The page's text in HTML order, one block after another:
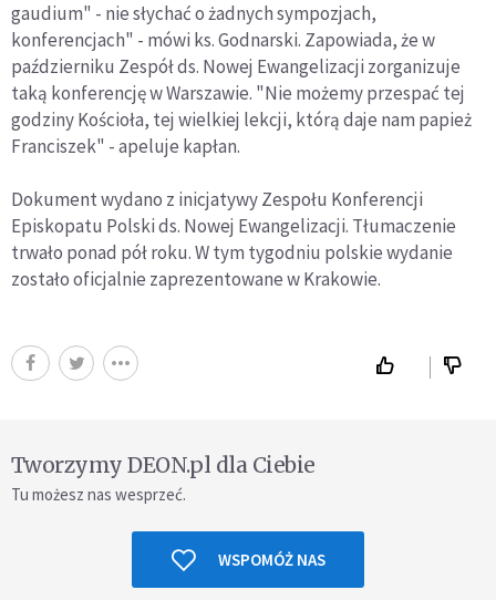
gaudium" - nie słychać o żadnych sympozjach,
konferencjach" - mówi ks. Godnarski. Zapowiada, że w
październiku Zespół ds. Nowej Ewangelizacji zorganizuje
taką konferencję w Warszawie. "Nie możemy przespać tej
godziny Kościoła, tej wielkiej lekcji, którą daje nam papież
Franciszek" - apeluje kapłan.
Dokument wydano z inicjatywy Zespołu Konferencji
Episkopatu Polski ds. Nowej Ewangelizacji. Tłumaczenie
trwało ponad pół roku. W tym tygodniu polskie wydanie
zostało oficjalnie zaprezentowane w Krakowie.
Tworzymy DEON.pl dla Ciebie
Tu możesz nas wesprzeć.
WSPOMÓŻ NAS